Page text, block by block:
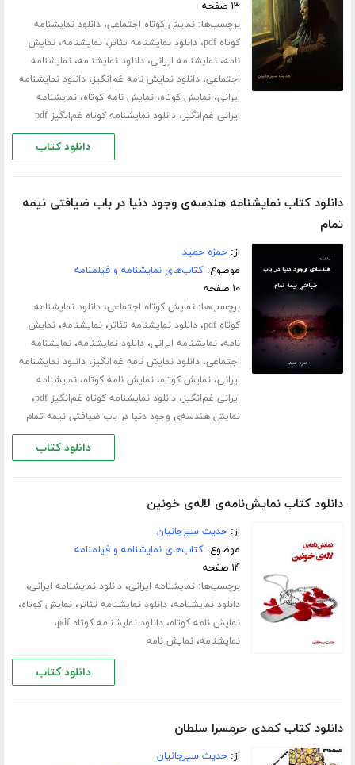
۱۳ صفحه
برچسب‌ها:نمایش کوتاه اجتماعی،دانلود نمایشنامه
کوتاه pdf
،دانلود نمایشنامه تئاتر،نمایشنامه،نمایش
نامه،نمایشنامه ایرانی،دانلود نمایشنامه،نمایشنامه
اجتماعی،دانلود نمایش نامه غم‌انگیز،دانلود نمایشنامه
ایرانی،نمایش کوتاه،نمایش نامه کوتاه،نمایشنامه
ایرانی غم‌انگیز،دانلود نمایشنامه کوتاه غم‌انگیز pdf
دانلود کتاب
دانلود کتاب نمایشنامه هندسه‌ی وجود دنیا در باب ضیافتی نیمه
تمام
از:حمزه حمید
موضوع:کتاب‌های نمایشنامه و فیلمنامه
۱۰ صفحه
برچسب‌ها:نمایش کوتاه اجتماعی،دانلود نمایشنامه
کوتاه pdf
،دانلود نمایشنامه تئاتر،نمایشنامه،نمایش
نامه،نمایشنامه ایرانی،دانلود نمایشنامه،نمایشنامه
اجتماعی،دانلود نمایش نامه غم‌انگیز،دانلود نمایشنامه
ایرانی،نمایش کوتاه،نمایش نامه کوتاه،نمایشنامه
ایرانی غم‌انگیز،دانلود نمایشنامه کوتاه غم‌انگیز pdf ،
نمایش هندسه‌ی وجود دنیا در باب ضیافتی نیمه تمام
دانلود کتاب
دانلود کتاب نمایش‌نامه‌ی لاله‌ی خونین
از:حدیث سیرجانیان
موضوع:کتاب‌های نمایشنامه و فیلمنامه
۱۴ صفحه
برچسب‌ها:نمایشنامه ایرانی،دانلود نمایشنامه ایرانی،
دانلود نمایشنامه،دانلود نمایشنامه تئاتر،نمایش کوتاه،
نمایش نامه کوتاه،دانلود نمایشنامه کوتاه pdf ،
نمایشنامه،نمایش نامه
دانلود کتاب
دانلود کتاب کمدی حرمسرا سلطان
از:حدیث سیرجانیان